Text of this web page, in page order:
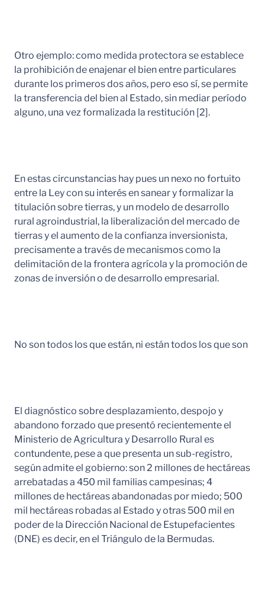
Otro ejemplo: como medida protectora se establece
la prohibición de enajenar el bien entre particulares
durante los primeros dos años, pero eso sí, se permite
la transferencia del bien al Estado, sin mediar período
alguno, una vez formalizada la restitución [2].
En estas circunstancias hay pues un nexo no fortuito
entre la Ley con su interés en sanear y formalizar la
titulación sobre tierras, y un modelo de desarrollo
rural agroindustrial, la liberalización del mercado de
tierras y el aumento de la confianza inversionista,
precisamente a través de mecanismos como la
delimitación de la frontera agrícola y la promoción de
zonas de inversión o de desarrollo empresarial.
No son todos los que están, ni están todos los que son
El diagnóstico sobre desplazamiento, despojo y
abandono forzado que presentó recientemente el
Ministerio de Agricultura y Desarrollo Rural es
contundente, pese a que presenta un sub-registro,
según admite el gobierno: son 2 millones de hectáreas
arrebatadas a 450 mil familias campesinas; 4
millones de hectáreas abandonadas por miedo; 500
mil hectáreas robadas al Estado y otras 500 mil en
poder de la Dirección Nacional de Estupefacientes
(DNE) es decir, en el Triángulo de la Bermudas.